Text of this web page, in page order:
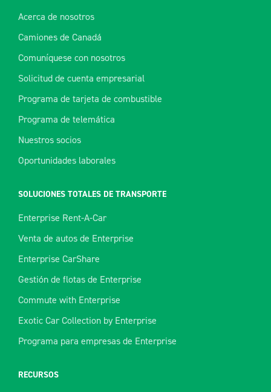
Acerca de nosotros
Camiones de Canadá
Comuníquese con nosotros
Solicitud de cuenta empresarial
Programa de tarjeta de combustible
Programa de telemática
Nuestros socios
Oportunidades laborales
SOLUCIONES TOTALES DE TRANSPORTE
Enterprise Rent-A-Car
Venta de autos de Enterprise
Enterprise CarShare
Gestión de flotas de Enterprise
Commute with Enterprise
Exotic Car Collection by Enterprise
Programa para empresas de Enterprise
RECURSOS